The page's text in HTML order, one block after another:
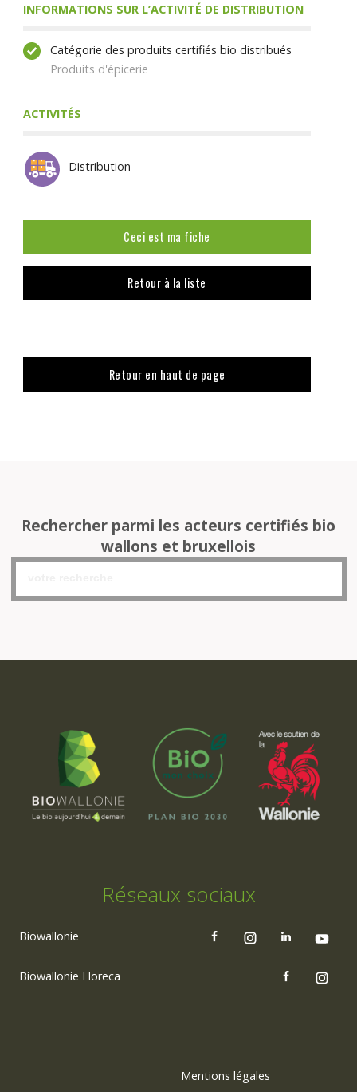
INFORMATIONS SUR L’ACTIVITÉ DE DISTRIBUTION
Catégorie des produits certifiés bio distribués
Produits d'épicerie
ACTIVITÉS
Distribution
Ceci est ma fiche
Retour à la liste
Retour en haut de page
Rechercher parmi les acteurs certifiés bio
wallons et bruxellois
Réseaux sociaux
Biowallonie
Biowallonie Horeca
Mentions légales